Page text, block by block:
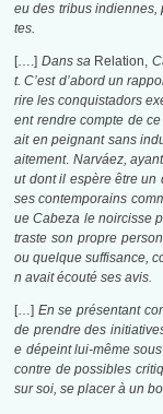
eu des tribus indiennes,
tes.
[….] Dans sa Relation,
t. C’est d’abord un
rire les conquistadors
ent rendre compte de
ait en peignant sans
aitement. Narváez,
ut dont il espère être un
ses contemporains
ue Cabeza le noircisse
traste son propre
ou quelque suffisance,
n avait écouté ses avis.
[…] En se présentant
de prendre des
e dépeint lui-même
contre de possibles
sur soi, se placer à un